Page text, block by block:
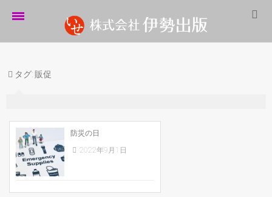
伊勢出版だより
制作実績
企業情報
採用情報
タグ: 販促
防災の日
2022年9月1日